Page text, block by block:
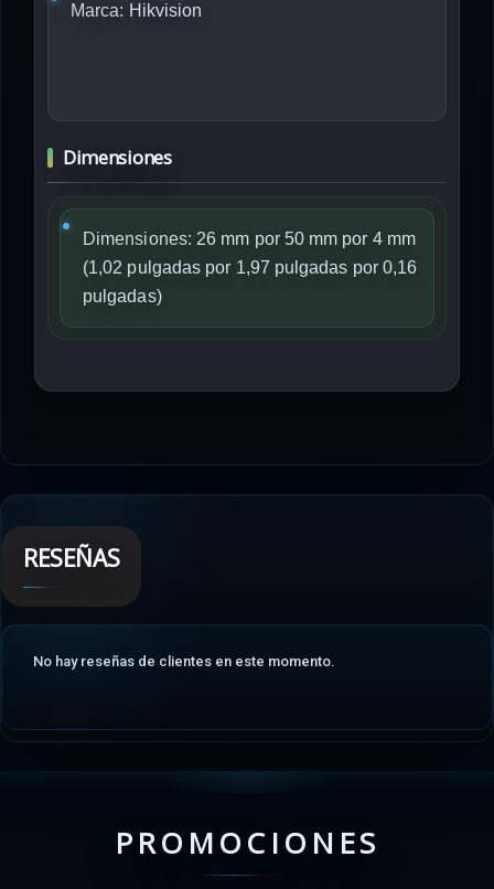
Marca: Hikvision
Dimensiones
Dimensiones: 26 mm por 50 mm por 4 mm
(1,02 pulgadas por 1,97 pulgadas por 0,16
pulgadas)
RESEÑAS
No hay reseñas de clientes en este momento.
PROMOCIONES